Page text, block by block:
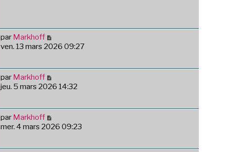
par Markhoff
ven. 13 mars 2026 09:27
par Markhoff
jeu. 5 mars 2026 14:32
par Markhoff
mer. 4 mars 2026 09:23